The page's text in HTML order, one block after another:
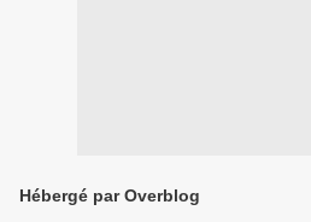
Hébergé par Overblog